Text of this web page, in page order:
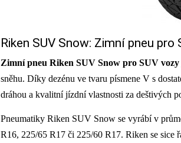
Riken SUV Snow: Zimní pneu pro
Zimní pneu Riken SUV Snow pro SUV vozy
sněhu. Díky dezénu ve tvaru písmene V s
dráhou a kvalitní jízdní vlastnosti za deštivých
Pneumatiky Riken SUV Snow se vyrábí v
R16, 225/65 R17 či 225/60 R17. Riken se sice